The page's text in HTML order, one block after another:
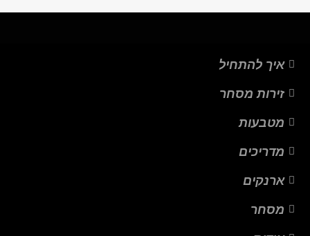
איך להתחיל
זירות מסחר
מטבעות
מדריכים
ארנקים
מסחר